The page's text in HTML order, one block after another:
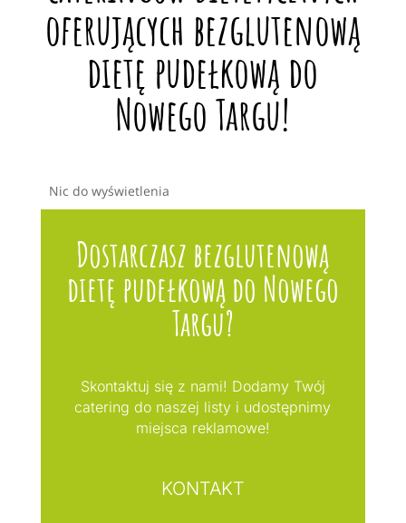
oferujących bezglutenową
dietę pudełkową do
Nowego Targu!
Nic do wyświetlenia
Dostarczasz bezglutenową
dietę pudełkową do Nowego
Targu?
Skontaktuj się z nami! Dodamy Twój
catering do naszej listy i udostępnimy
miejsca reklamowe!
KONTAKT